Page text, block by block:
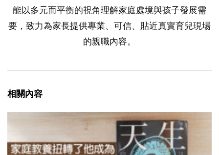
能以多元而平衡的視角理解家庭處境與孩子發展需
要，致力為家長提供專業、可信、貼近真實育兒現場
的親職內容。
相關內容